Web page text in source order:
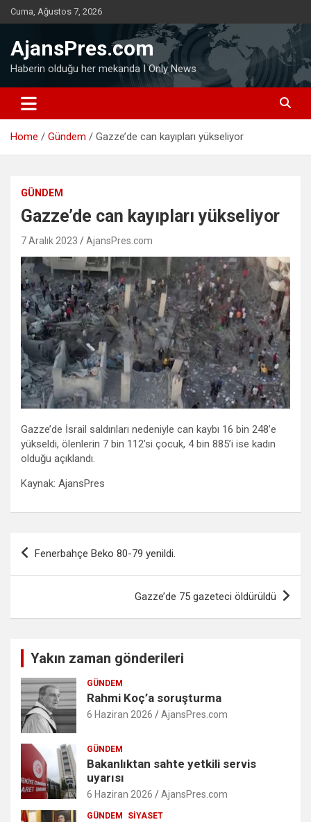
Skip
to
Cuma, Ağustos 7, 2026
AjansPres.com
Haberin olduğu her mekanda I Only News
Home Gündem Gazze’de can kayıpları yükseliyor
GÜNDEM
Gazze’de can kayıpları yükseliyor
7 Aralık 2023 AjansPres.com
Gazze’de İsrail saldırıları nedeniyle can kaybı 16 bin 248’e
yükseldi, ölenlerin 7 bin 112’si çocuk, 4 bin 885’i ise kadın
olduğu açıklandı.
Kaynak: AjansPres
Yazı
gezinmesi
Fenerbahçe Beko 80-79 yenildi.
Gazze’de 75 gazeteci öldürüldü
Yakın zaman gönderileri
GÜNDEM
Rahmi Koç’a soruşturma
6 Haziran 2026 AjansPres.com
GÜNDEM
Bakanlıktan sahte yetkili servis
uyarısı
6 Haziran 2026 AjansPres.com
GÜNDEM SIYASET